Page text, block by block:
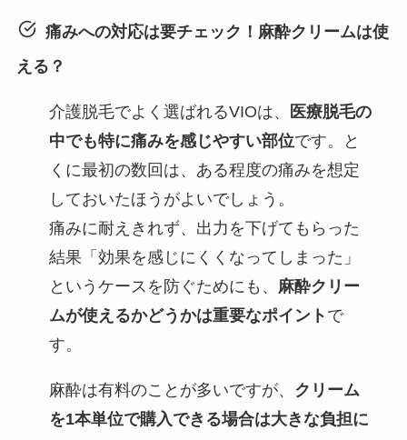
痛みへの対応は要チェック！麻酔クリームは使
える？
介護脱毛でよく選ばれるVIOは、
医療脱毛の
中でも特に痛みを感じやすい部位です。と
くに最初の数回は、ある程度の痛みを想定
しておいたほうがよいでしょう。
痛みに耐えきれず、出力を下げてもらった
結果「効果を感じにくくなってしまった」
というケースを防ぐためにも、 麻酔クリー
ムが使えるかどうかは重要なポイント で
す。
麻酔は有料のことが多いですが、 クリーム
を1本単位で購入できる場合は大きな負担に